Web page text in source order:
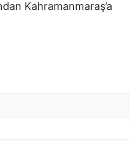
Kahramanmaraş’a